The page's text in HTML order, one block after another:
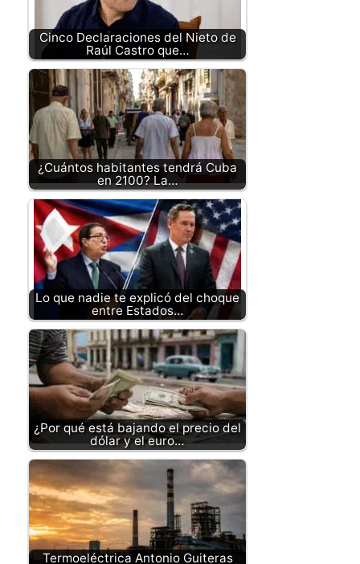
Cinco Declaraciones del Nieto de
Raúl Castro que…
¿Cuántos habitantes tendrá Cuba
en 2100? La…
Lo que nadie te explicó del choque
entre Estados…
¿Por qué está bajando el precio del
dólar y el euro…
Termoeléctrica Antonio Guiteras